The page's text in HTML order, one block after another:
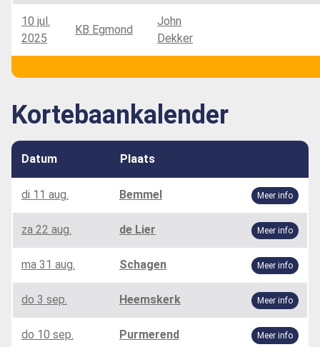
10 jul.
2025
KB Egmond
John
Dekker
Kortebaankalender
Datum Plaats
di 11 aug. Bemmel Meer info
za 22 aug. de Lier Meer info
ma 31 aug. Schagen Meer info
do 3 sep. Heemskerk Meer info
do 10 sep. Purmerend Meer info